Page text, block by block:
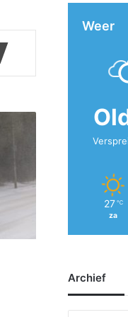
Weer
27 ℃
za
Archief